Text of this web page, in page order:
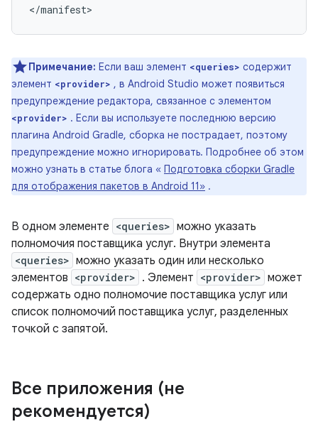
</manifest>
Примечание: Если ваш элемент <queries> содержит
элемент <provider> , в Android Studio может появиться
предупреждение редактора, связанное с элементом
<provider> . Если вы используете последнюю версию
плагина Android Gradle, сборка не пострадает, поэтому
предупреждение можно игнорировать. Подробнее об этом
можно узнать в статье блога « Подготовка сборки Gradle
для отображения пакетов в Android 11» .
В одном элементе <queries> можно указать
полномочия поставщика услуг. Внутри элемента
<queries> можно указать один или несколько
элементов <provider> . Элемент <provider> может
содержать одно полномочие поставщика услуг или
список полномочий поставщика услуг, разделенных
точкой с запятой.
Все приложения (не
рекомендуется)